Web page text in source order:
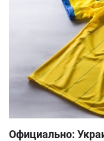
Официально: